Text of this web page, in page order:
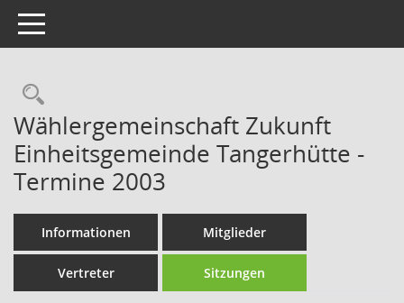
Toggle navigation
Rechercheauswahl
Wählergemeinschaft Zukunft
Einheitsgemeinde Tangerhütte -
Termine 2003
Informationen Mitglieder
Vertreter Sitzungen